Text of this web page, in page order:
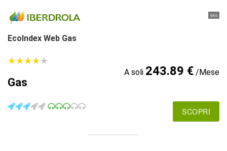
GAS
EcoIndex Web Gas
★★★★★
★★★★★
Gas
A soli 243.89 €/Mese
SCOPRI